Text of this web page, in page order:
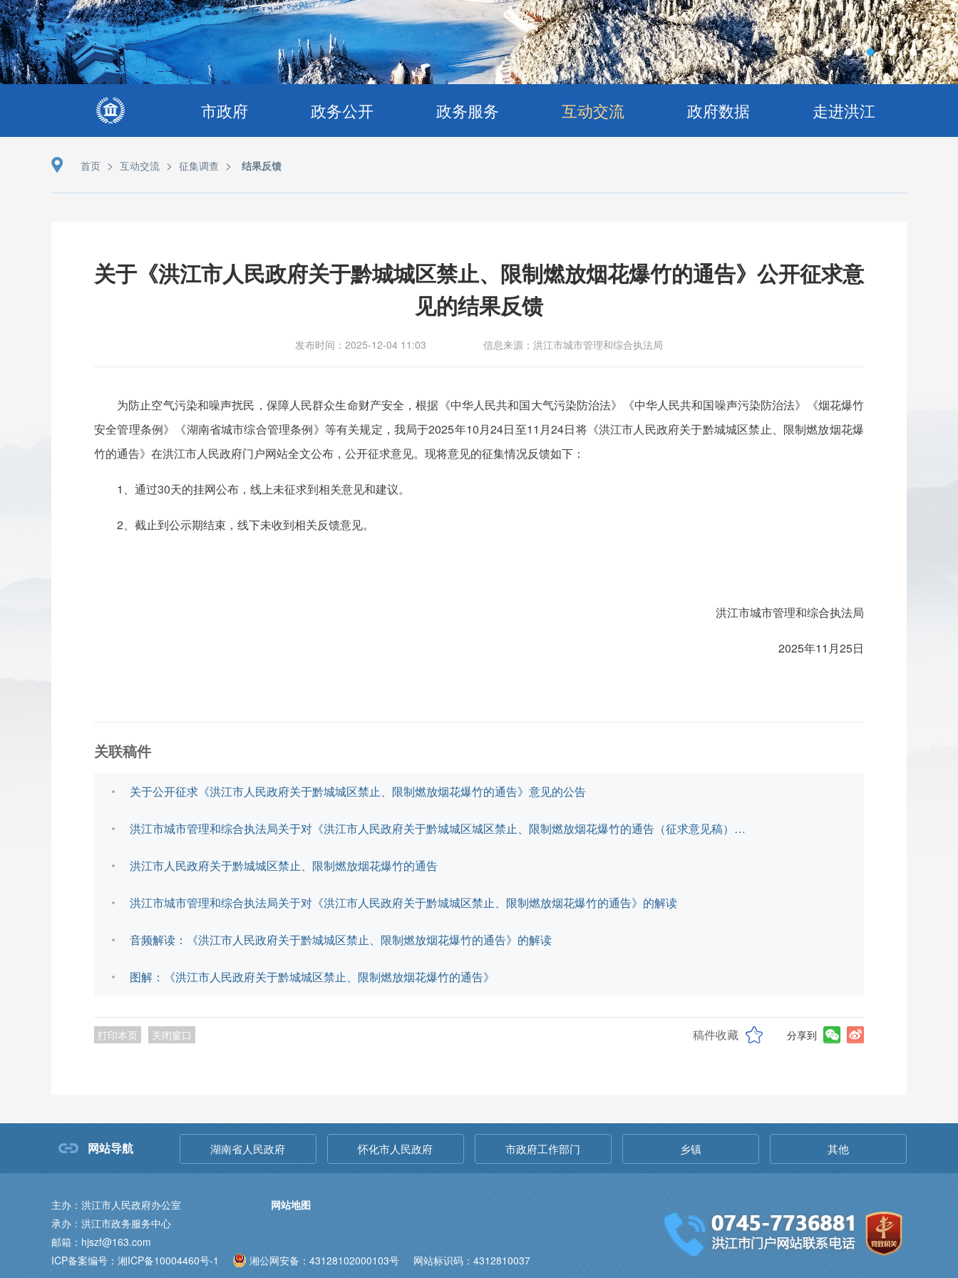
市政府 政务公开 政务服务 互动交流 政府数据 走进洪江
首页 > 互动交流 > 征集调查 > 结果反馈
关于《洪江市人民政府关于黔城城区禁止、限制燃放烟花爆竹的通告》公开征求意
见的结果反馈
发布时间：2025-12-04 11:03 信息来源：洪江市城市管理和综合执法局
为防止空气污染和噪声扰民，保障人民群众生命财产安全，根据《中华人民共和国大气污染防治法》《中华人民共和国噪声污染防治法》《烟花爆竹
安全管理条例》《湖南省城市综合管理条例》等有关规定，我局于2025年10月24日至11月24日将《洪江市人民政府关于黔城城区禁止、限制燃放烟花爆
竹的通告》在洪江市人民政府门户网站全文公布，公开征求意见。现将意见的征集情况反馈如下：
1、通过30天的挂网公布，线上未征求到相关意见和建议。
2、截止到公示期结束，线下未收到相关反馈意见。
洪江市城市管理和综合执法局
2025年11月25日
关联稿件
关于公开征求《洪江市人民政府关于黔城城区禁止、限制燃放烟花爆竹的通告》意见的公告
洪江市城市管理和综合执法局关于对《洪江市人民政府关于黔城城区城区禁止、限制燃放烟花爆竹的通告（征求意见稿）》的解读
洪江市人民政府关于黔城城区禁止、限制燃放烟花爆竹的通告
洪江市城市管理和综合执法局关于对《洪江市人民政府关于黔城城区禁止、限制燃放烟花爆竹的通告》的解读
音频解读：《洪江市人民政府关于黔城城区禁止、限制燃放烟花爆竹的通告》的解读
图解：《洪江市人民政府关于黔城城区禁止、限制燃放烟花爆竹的通告》
打印本页 关闭窗口 稿件收藏 分享到
网站导航 湖南省人民政府 怀化市人民政府 市政府工作部门 乡镇 其他
主办：洪江市人民政府办公室
承办：洪江市政务服务中心
邮箱：hjszf@163.com
ICP备案编号：湘ICP备10004460号-1
湘公网安备：43128102000103号 网站标识码：4312810037
网站地图